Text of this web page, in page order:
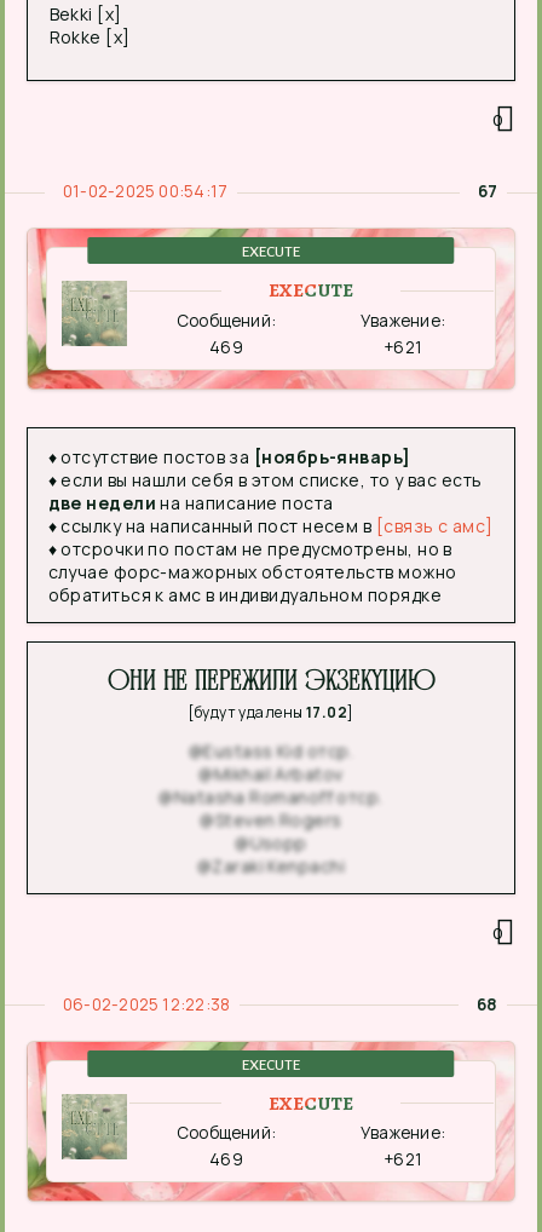
Bekki [x]
Rokke [x]
0
67
01-02-2025 00:54:17
EXECUTE
EXECUTE
Сообщений:
469
Уважение:
+621
♦ отсутствие постов за [ноябрь-январь]
♦ если вы нашли себя в этом списке, то у вас есть
две недели на написание поста
♦ ссылку на написанный пост несем в [связь с амс]
♦ отсрочки по постам не предусмотрены, но в
случае форс-мажорных обстоятельств можно
обратиться к амс в индивидуальном порядке
Они не пережили экзекуцию
[будут удалены17.02]
@Eustass Kid отср.
@Mikhail Arbatov
@Natasha Romanoff отср.
@Steven Rogers
@Usopp
@Zaraki Kenpachi
0
68
06-02-2025 12:22:38
EXECUTE
EXECUTE
Сообщений:
469
Уважение:
+621